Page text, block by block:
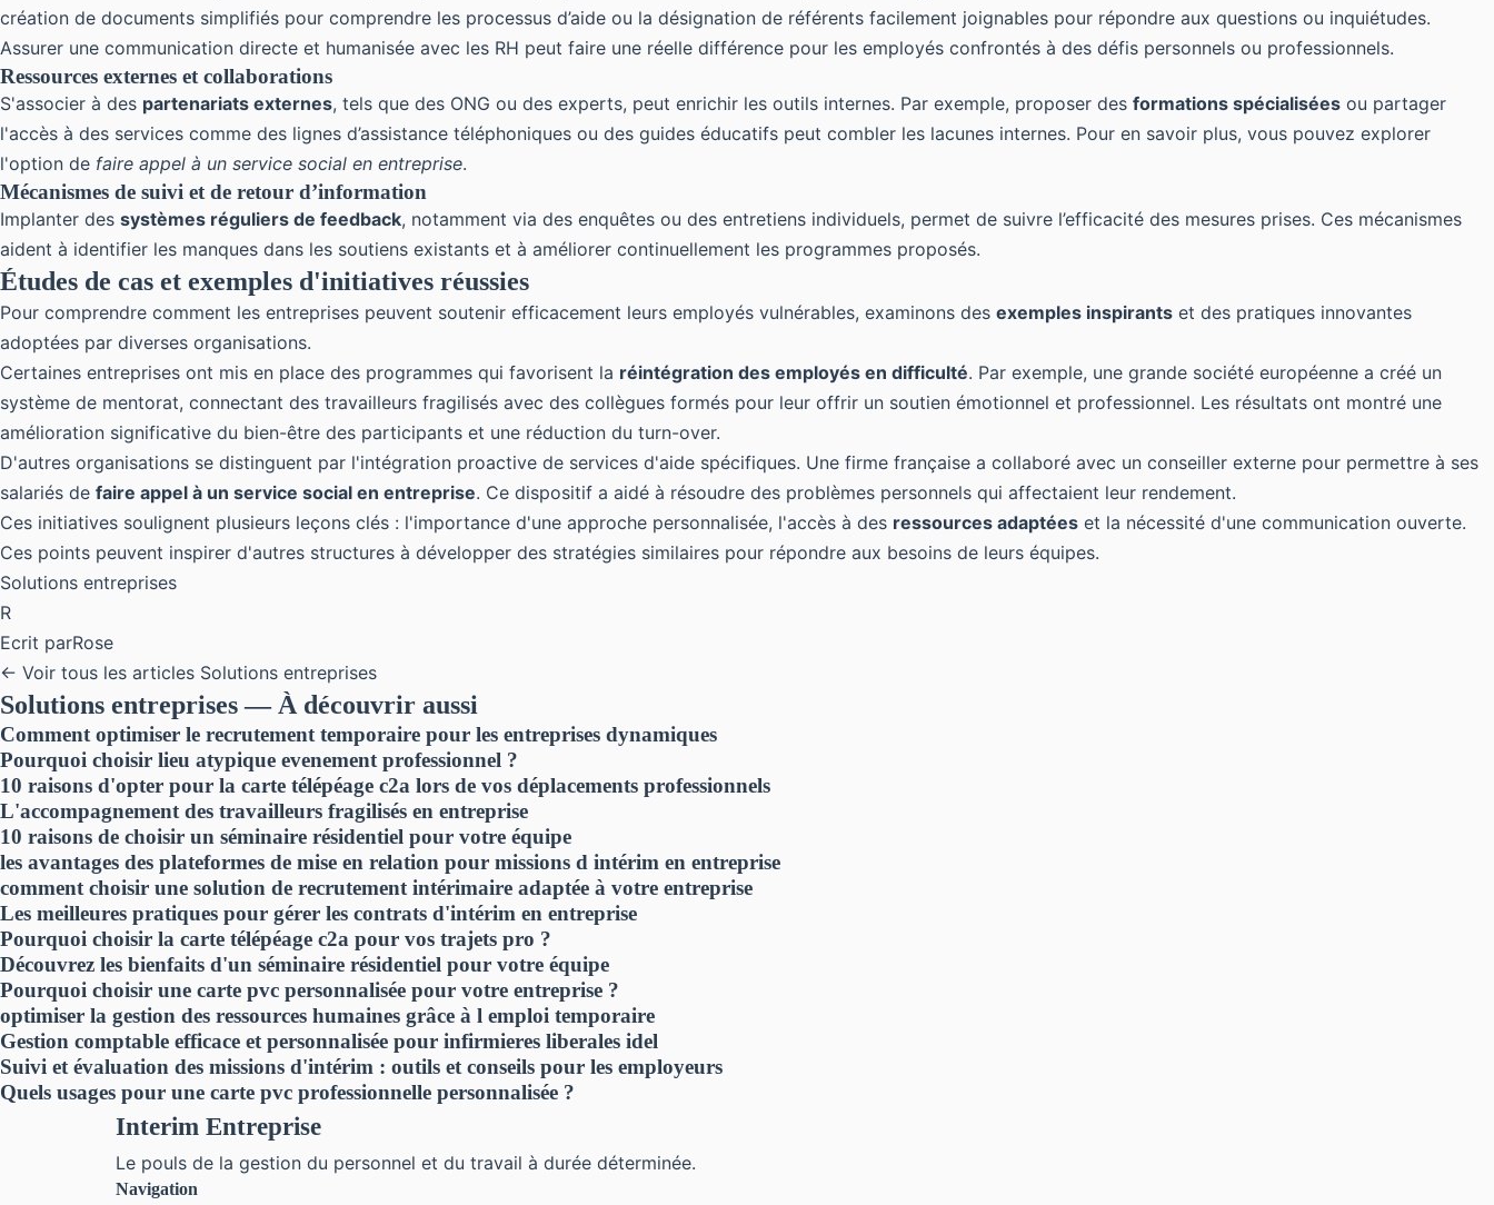
création de documents simplifiés pour comprendre les processus d’aide ou la désignation de référents facilement joignables pour répondre aux questions ou inquiétudes.
Assurer une communication directe et humanisée avec les RH peut faire une réelle différence pour les employés confrontés à des défis personnels ou professionnels.
Ressources externes et collaborations
S'associer à des partenariats externes, tels que des ONG ou des experts, peut enrichir les outils internes. Par exemple, proposer des formations spécialisées ou partager
l'accès à des services comme des lignes d’assistance téléphoniques ou des guides éducatifs peut combler les lacunes internes. Pour en savoir plus, vous pouvez explorer
l'option de faire appel à un service social en entreprise.
Mécanismes de suivi et de retour d’information
Implanter des systèmes réguliers de feedback, notamment via des enquêtes ou des entretiens individuels, permet de suivre l’efficacité des mesures prises. Ces mécanismes
aident à identifier les manques dans les soutiens existants et à améliorer continuellement les programmes proposés.
Études de cas et exemples d'initiatives réussies
Pour comprendre comment les entreprises peuvent soutenir efficacement leurs employés vulnérables, examinons des exemples inspirants et des pratiques innovantes
adoptées par diverses organisations.
Certaines entreprises ont mis en place des programmes qui favorisent la réintégration des employés en difficulté. Par exemple, une grande société européenne a créé un
système de mentorat, connectant des travailleurs fragilisés avec des collègues formés pour leur offrir un soutien émotionnel et professionnel. Les résultats ont montré une
amélioration significative du bien-être des participants et une réduction du turn-over.
D'autres organisations se distinguent par l'intégration proactive de services d'aide spécifiques. Une firme française a collaboré avec un conseiller externe pour permettre à ses
salariés de faire appel à un service social en entreprise. Ce dispositif a aidé à résoudre des problèmes personnels qui affectaient leur rendement.
Ces initiatives soulignent plusieurs leçons clés : l'importance d'une approche personnalisée, l'accès à des ressources adaptées et la nécessité d'une communication ouverte.
Ces points peuvent inspirer d'autres structures à développer des stratégies similaires pour répondre aux besoins de leurs équipes.
Solutions entreprises
R
Ecrit parRose
← Voir tous les articles Solutions entreprises
Solutions entreprises — À découvrir aussi
Comment optimiser le recrutement temporaire pour les entreprises dynamiques
Pourquoi choisir lieu atypique evenement professionnel ?
10 raisons d'opter pour la carte télépéage c2a lors de vos déplacements professionnels
L'accompagnement des travailleurs fragilisés en entreprise
10 raisons de choisir un séminaire résidentiel pour votre équipe
les avantages des plateformes de mise en relation pour missions d intérim en entreprise
comment choisir une solution de recrutement intérimaire adaptée à votre entreprise
Les meilleures pratiques pour gérer les contrats d'intérim en entreprise
Pourquoi choisir la carte télépéage c2a pour vos trajets pro ?
Découvrez les bienfaits d'un séminaire résidentiel pour votre équipe
Pourquoi choisir une carte pvc personnalisée pour votre entreprise ?
optimiser la gestion des ressources humaines grâce à l emploi temporaire
Gestion comptable efficace et personnalisée pour infirmieres liberales idel
Suivi et évaluation des missions d'intérim : outils et conseils pour les employeurs
Quels usages pour une carte pvc professionnelle personnalisée ?
Interim Entreprise
Le pouls de la gestion du personnel et du travail à durée déterminée.
Navigation